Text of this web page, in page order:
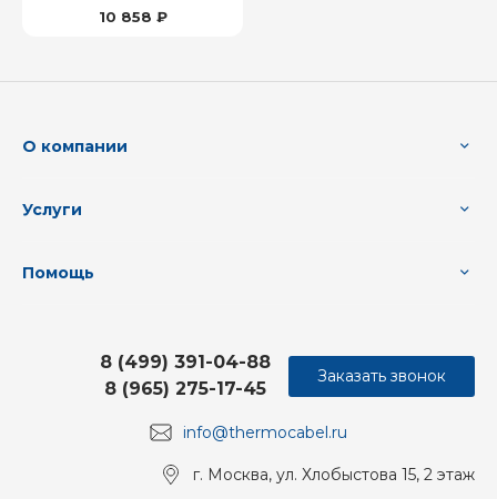
10 858 ₽
О компании
Услуги
Помощь
info@thermocabel.ru
8 (499) 391-04-88
8 (965) 275-17-45
г. Москва, ул. Хлобыстова 15, 2 этаж
Заказать звонок